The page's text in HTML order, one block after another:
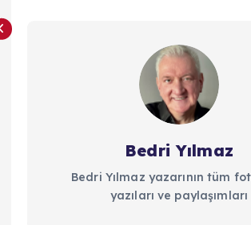
Bedri Yılmaz
Bedri Yılmaz yazarının tüm
yazıları ve paylaşımları